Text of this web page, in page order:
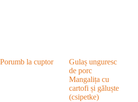
Porumb la cuptor
Gulaș unguresc
de porc
Mangalița cu
cartofi și găluște
(csipetke)